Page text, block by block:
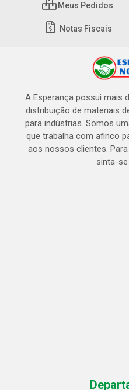
Meus Pedidos
Notas Fiscais
A Esperança possui mais
distribuição de materiais
para indústrias. Somos
que trabalha com afinco
aos nossos clientes.
sinta-